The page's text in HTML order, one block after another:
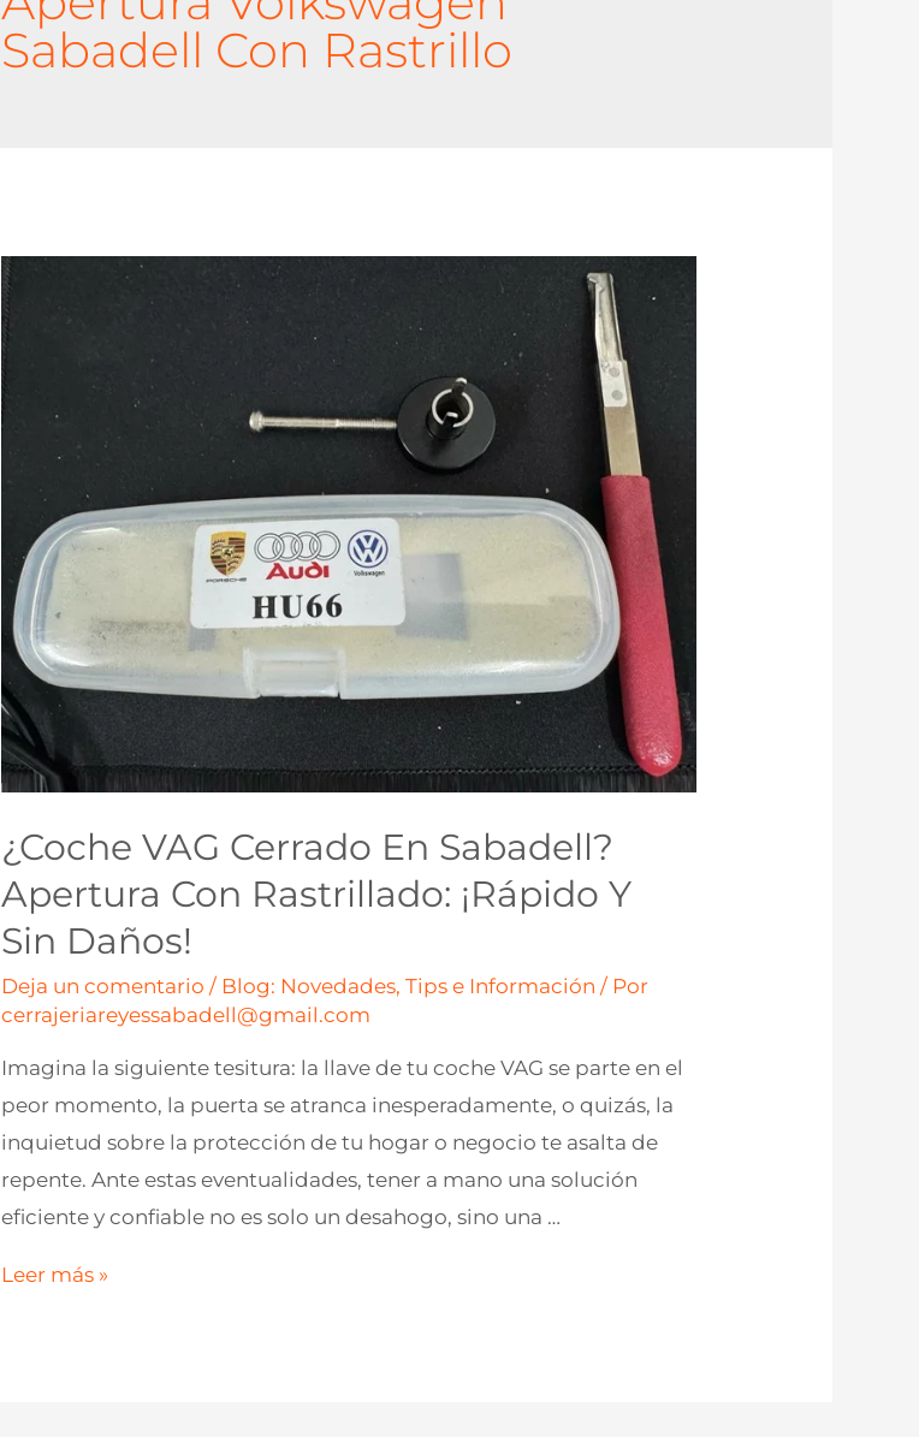
Sabadell Con Rastrillo
¿Coche VAG Cerrado En Sabadell?
Apertura Con Rastrillado: ¡Rápido Y
Sin Daños!
Deja un comentario / Blog: Novedades, Tips e Información / Por
cerrajeriareyessabadell@gmail.com
Imagina la siguiente tesitura: la llave de tu coche VAG se parte en el
peor momento, la puerta se atranca inesperadamente, o quizás, la
inquietud sobre la protección de tu hogar o negocio te asalta de
repente. Ante estas eventualidades, tener a mano una solución
eficiente y confiable no es solo un desahogo, sino una …
¿Coche
Leer más »